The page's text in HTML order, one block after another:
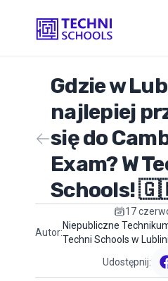
O NAS
WYDARZENIA
Gdzie w
najlepiej
się do
Exam? W
Schools!
17
Autor:
Niepubliczne
Techni Schools w
Udostępnij: